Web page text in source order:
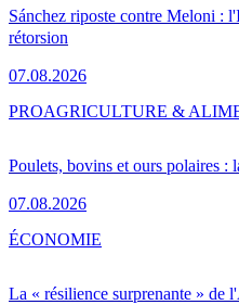
Sánchez riposte contre Meloni :
rétorsion
07.08.2026
Poulets, bovins et ours polaires :
07.08.2026
PROAGRICULTURE &
La « résilience surprenante » de
ÉCONOMIE